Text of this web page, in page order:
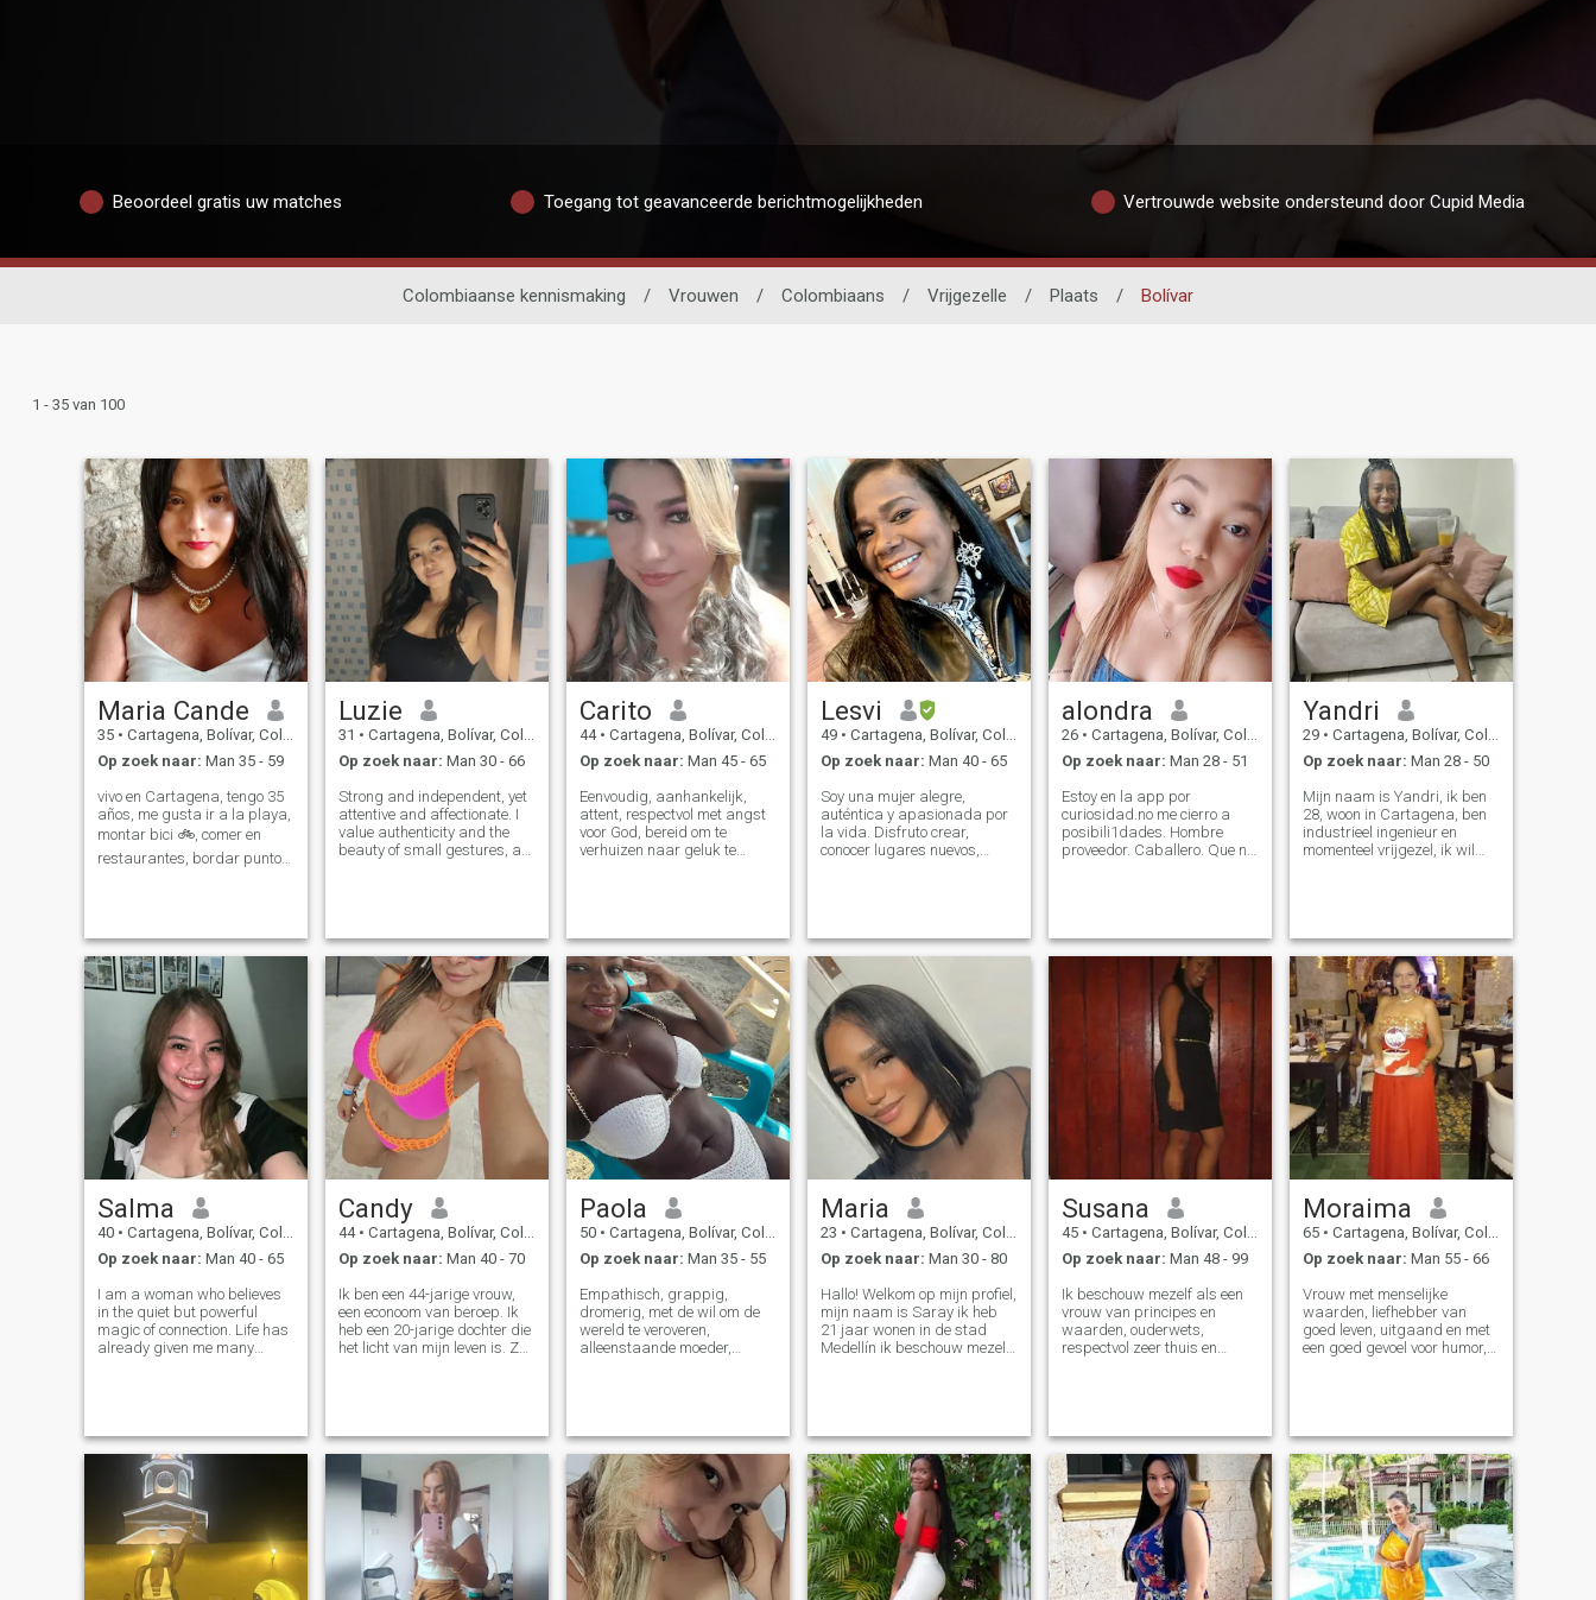
Beoordeel gratis uw matches Toegang tot geavanceerde berichtmogelijkheden Vertrouwde website ondersteund door Cupid Media
Colombiaanse kennismaking / Vrouwen / Colombiaans / Vrijgezelle / Plaats / Bolívar
1 - 35 van 100
Maria Cande
35 • Cartagena, Bolívar, Colombia
Op zoek naar: Man 35 - 59
vivo en Cartagena, tengo 35
años, me gusta ir a la playa,
montar bici 🚲, comer en
restaurantes, bordar punto
abogados de Los Angeles
como asistent
Luzie
31 • Cartagena, Bolívar, Colombia
Op zoek naar: Man 30 - 66
Strong and independent, yet
attentive and affectionate. I
value authenticity and the
beauty of small gestures, as
someone to share the
wonderful taste o
Carito
44 • Cartagena, Bolívar, Colombia
Op zoek naar: Man 45 - 65
Eenvoudig, aanhankelijk,
attent, respectvol met angst
voor God, bereid om te
verhuizen naar geluk te
koken, als je gaat praten met
mij alleen over seks, niet
eacribas mij, ik zoek mijn
oranje helft 👌
Lesvi
49 • Cartagena, Bolívar, Colombia
Op zoek naar: Man 40 - 65
Soy una mujer alegre,
auténtica y apasionada por
la vida. Disfruto crear,
conocer lugares nuevos,
honestidad, el respeto, la
inteligencia emocional y el
compro
alondra
26 • Cartagena, Bolívar, Colombia
Op zoek naar: Man 28 - 51
Estoy en la app por
curiosidad.no me cierro a
posibili1dades. Hombre
proveedor. Caballero. Que no
pedir wasap para pedir
fotos de gratis sin cono
Yandri
29 • Cartagena, Bolívar, Colombia
Op zoek naar: Man 28 - 50
Mijn naam is Yandri, ik ben
28, woon in Cartagena, ben
industrieel ingenieur en
momenteel vrijgezel, ik wil
Ik ben nogal
gespreksgezind, liefdevol,
niet verlegen, vrij spontaan
Salma
40 • Cartagena, Bolívar, Colombia
Op zoek naar: Man 40 - 65
I am a woman who believes
in the quiet but powerful
magic of connection. Life has
already given me many
peaceful, and my heart has
room for something new and
beautif
Candy
44 • Cartagena, Bolívar, Colombia
Op zoek naar: Man 40 - 70
Ik ben een 44-jarige vrouw,
een econoom van beroep. Ik
heb een 20-jarige dochter die
het licht van mijn leven is. Ze
dagen per week. In mijn vrije
tijd ga ik graag uit met mijn
vrienden, geniet van een
zonsondergang, een glas
wijn, koffie, ga naar het
strand, reis en ontdek Ik
beschouw mezelf als een
moderne vrouw. Ik wil er goed
uitzien en me goed voelen. Ik
Paola
50 • Cartagena, Bolívar, Colombia
Op zoek naar: Man 35 - 55
Empathisch, grappig,
dromerig, met de wil om de
wereld te veroveren,
alleenstaande moeder,
let heel erg op mijn lichaam
en voeding, ik hoop dat ik je
aardig vind als je niet op
zoek bent naar een serieuze
relatie, schrijf me alsjeblieft
niet
Maria
23 • Cartagena, Bolívar, Colombia
Op zoek naar: Man 30 - 80
Hallo! Welkom op mijn profiel,
mijn naam is Saray ik heb
21 jaar wonen in de stad
Medellín ik beschouw mezelf
geweldig ik kan worden
hehe, durf de nieuwe en de
verschillende kussen💋🩷
Susana
45 • Cartagena, Bolívar, Colombia
Op zoek naar: Man 48 - 99
Ik beschouw mezelf als een
vrouw van principes en
waarden, ouderwets,
respectvol zeer thuis en
worden.\Ni gewoon
willen.Een mooie en blijvende
liefde. Laat het mijn
levensgezel zijn tot de laatste
zucht dat vanaf hier op
este.planeta aarde. Ojo als je
alleen maar proberen om
telefoonnummer te
verzamelen en om gunst
Moraima
65 • Cartagena, Bolívar, Colombia
Op zoek naar: Man 55 - 66
Vrouw met menselijke
waarden, liefhebber van
goed leven, uitgaand en met
een goed gevoel voor humor,
ik hou van de details van
Fina Coquetería.ik deel
graag een elegant diner met
mijn partner maar ook een
gebakken ei met rijst. Ik zie
mezelf volgens de tijd en ik
respecteer verschillen. Ik heb
2 mooie kinderen ouder dan
18 jaar, 1 kleinkinderen 4